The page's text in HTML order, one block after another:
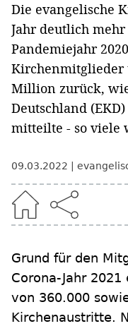
Die evangelische
Jahr deutlich
Pandemiejahr
Kirchenmitglieder
Million zurück,
Deutschland
mitteilte - so viele
09.03.2022
Grund für den
Corona-Jahr
von 360.000
Kirchenaustritte.